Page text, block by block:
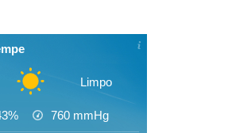
Limpo
760 mmHg